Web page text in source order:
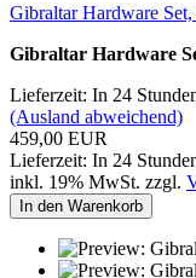
Gibraltar Hardware
Gibraltar Hardware
Lieferzeit: In 24
(Ausland abweichend)
459,00 EUR
Lieferzeit: In 24
inkl. 19% MwSt. zzgl.
In den Warenkorb